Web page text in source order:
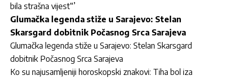
bila strašna vijest“’
Glumačka legenda stiže u Sarajevo: Stelan
Skarsgard dobitnik Počasnog Srca Sarajeva
Glumačka legenda stiže u Sarajevo: Stelan Skarsgard
dobitnik Počasnog Srca Sarajeva
Ko su najusamljeniji horoskopski znakovi: Tiha bol iza